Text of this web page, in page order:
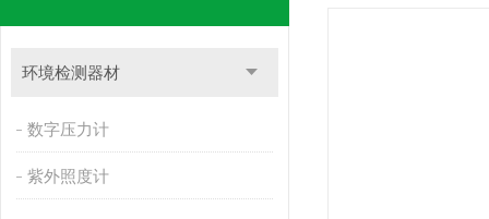
环境检测器材
数字压力计
紫外照度计